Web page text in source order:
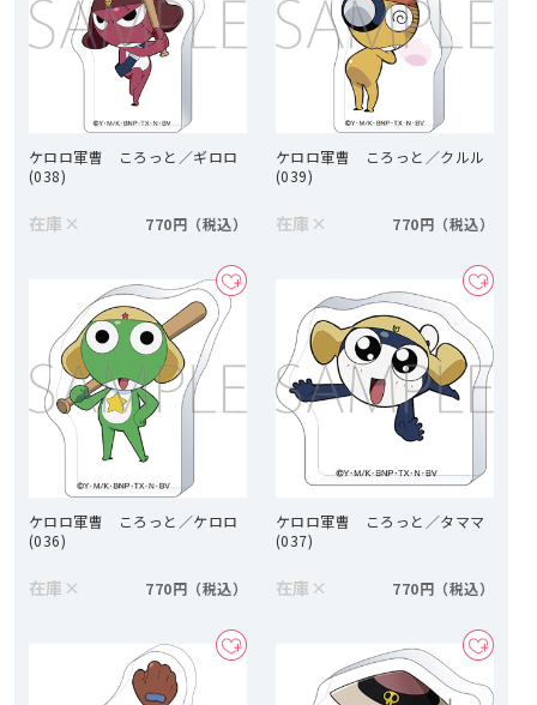
ケロロ軍曹 ころっと／ギロロ
(038)
在庫 × 770円
ケロロ軍曹 ころっと／クルル
(039)
在庫 × 770円
ケロロ軍曹 ころっと／ケロロ
(036)
在庫 × 770円
ケロロ軍曹 ころっと／タママ
(037)
在庫 × 770円